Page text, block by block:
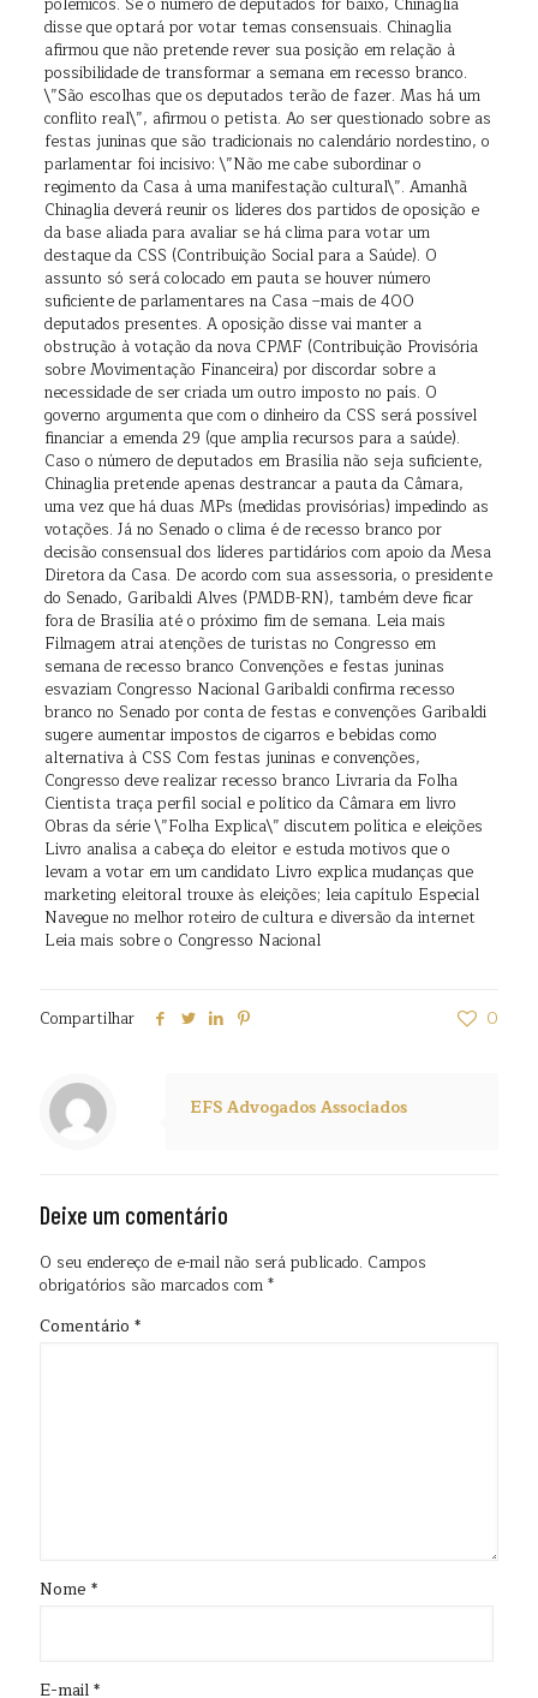
disse que optará por votar temas consensuais. Chinaglia
afirmou que não pretende rever sua posição em relação à
possibilidade de transformar a semana em recesso branco.
\”São escolhas que os deputados terão de fazer. Mas há um
conflito real\”, afirmou o petista. Ao ser questionado sobre as
festas juninas que são tradicionais no calendário nordestino, o
parlamentar foi incisivo: \”Não me cabe subordinar o
regimento da Casa à uma manifestação cultural\”. Amanhã
Chinaglia deverá reunir os líderes dos partidos de oposição e
da base aliada para avaliar se há clima para votar um
destaque da CSS (Contribuição Social para a Saúde). O
assunto só será colocado em pauta se houver número
suficiente de parlamentares na Casa –mais de 400
deputados presentes. A oposição disse vai manter a
obstrução à votação da nova CPMF (Contribuição Provisória
sobre Movimentação Financeira) por discordar sobre a
necessidade de ser criada um outro imposto no país. O
governo argumenta que com o dinheiro da CSS será possível
financiar a emenda 29 (que amplia recursos para a saúde).
Caso o número de deputados em Brasília não seja suficiente,
Chinaglia pretende apenas destrancar a pauta da Câmara,
uma vez que há duas MPs (medidas provisórias) impedindo as
votações. Já no Senado o clima é de recesso branco por
decisão consensual dos líderes partidários com apoio da Mesa
Diretora da Casa. De acordo com sua assessoria, o presidente
do Senado, Garibaldi Alves (PMDB-RN), também deve ficar
fora de Brasília até o próximo fim de semana. Leia mais
Filmagem atrai atenções de turistas no Congresso em
semana de recesso branco Convenções e festas juninas
esvaziam Congresso Nacional Garibaldi confirma recesso
branco no Senado por conta de festas e convenções Garibaldi
sugere aumentar impostos de cigarros e bebidas como
alternativa à CSS Com festas juninas e convenções,
Congresso deve realizar recesso branco Livraria da Folha
Cientista traça perfil social e político da Câmara em livro
Obras da série \”Folha Explica\” discutem política e eleições
Livro analisa a cabeça do eleitor e estuda motivos que o
levam a votar em um candidato Livro explica mudanças que
marketing eleitoral trouxe às eleições; leia capítulo Especial
Navegue no melhor roteiro de cultura e diversão da internet
Leia mais sobre o Congresso Nacional
Compartilhar 0
EFS Advogados Associados
Deixe um comentário
O seu endereço de e-mail não será publicado. Campos
obrigatórios são marcados com*
Comentário *
Nome *
E-mail*